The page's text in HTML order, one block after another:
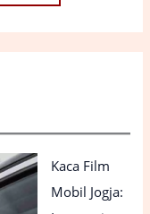
Kaca Film
Mobil Jogja: